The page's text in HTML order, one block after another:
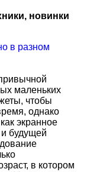
новинки
в разном
маленьких
чтобы
однако
экранное
и будущей
в котором